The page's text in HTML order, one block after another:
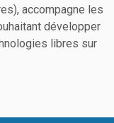
accompagne les
développer
libres sur